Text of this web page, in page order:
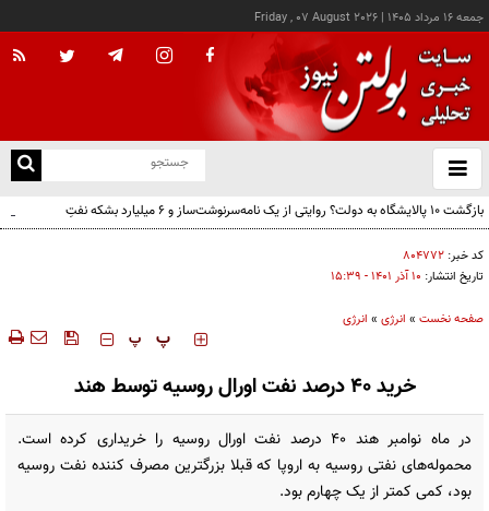
جمعه ۱۶ مرداد ۱۴۰۵ |
Friday , 07 August 2026
باز
و
بازگشت ۱۰ پالایشگاه به دولت؟ روایتی از یک نامه‌سرنوشت‌ساز و ۶ میلیارد بشکه نفتِ
بدون‌حساب
کد خبر: ۸۰۴۷۷۲
تاریخ انتشار: ۱۰ آذر ۱۴۰۱ - ۱۵:۳۹
صفحه نخست » انرژی » انرژی
‍‍‍ پ پ
خرید ۴۰ درصد نفت اورال روسیه توسط هند
در ماه نوامبر هند ۴۰ درصد نفت اورال روسیه را خریداری کرده است.
محموله‌های نفتی روسیه به اروپا که قبلا بزرگترین مصرف کننده نفت روسیه
بود، کمی کمتر از یک چهارم بود.